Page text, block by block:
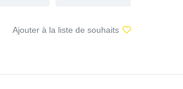
Ajouter à la liste de souhaits